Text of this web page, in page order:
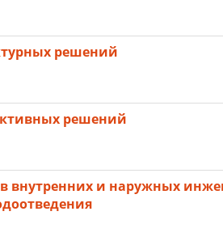
решений
решений
внутренних и наружных